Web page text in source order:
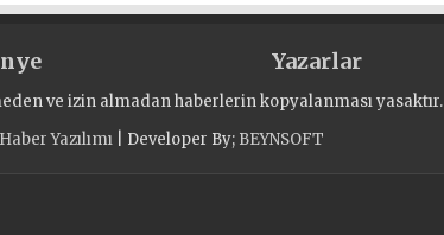
Yazarlar
ve izin almadan haberlerin kopyalanması yasaktır.
Haber Yazılımı | Developer By; BEYNSOFT